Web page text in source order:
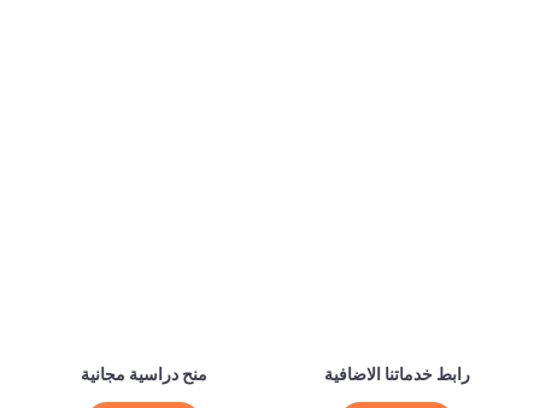
رابط خدماتنا الاضافية منح دراسية مجانية